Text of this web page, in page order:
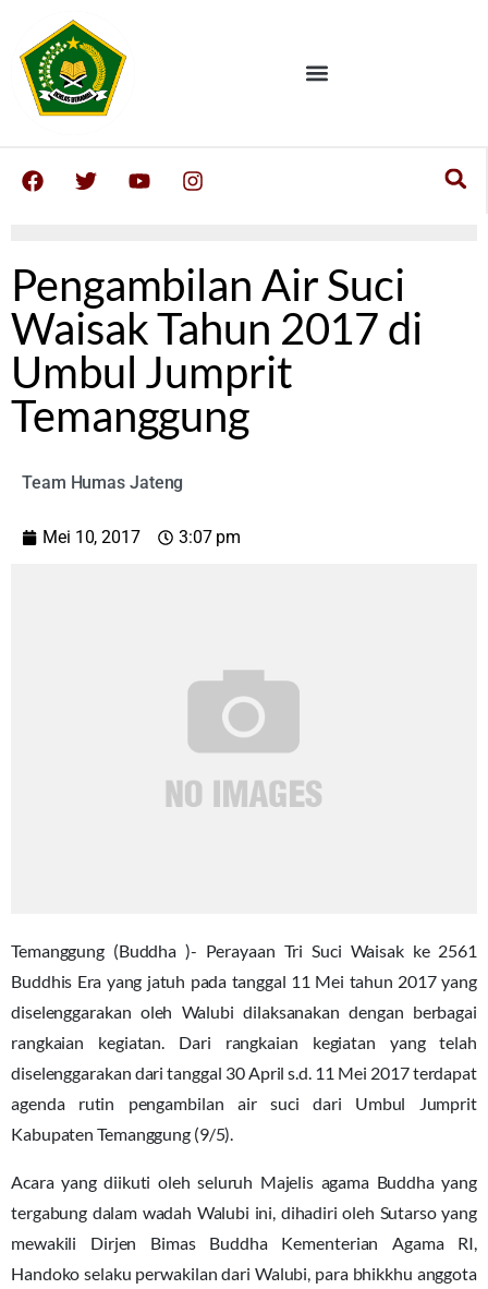
Pengambilan Air Suci
Waisak Tahun 2017 di
Umbul Jumprit
Temanggung
Team Humas Jateng
Mei 10, 2017 3:07 pm
Temanggung (Buddha )- Perayaan Tri Suci Waisak ke 2561
Buddhis Era yang jatuh pada tanggal 11 Mei tahun 2017 yang
diselenggarakan oleh Walubi dilaksanakan dengan berbagai
rangkaian kegiatan. Dari rangkaian kegiatan yang telah
diselenggarakan dari tanggal 30 April s.d. 11 Mei 2017 terdapat
agenda rutin pengambilan air suci dari Umbul Jumprit
Kabupaten Temanggung (9/5).
Acara yang diikuti oleh seluruh Majelis agama Buddha yang
tergabung dalam wadah Walubi ini, dihadiri oleh Sutarso yang
mewakili Dirjen Bimas Buddha Kementerian Agama RI,
Handoko selaku perwakilan dari Walubi, para bhikkhu anggota